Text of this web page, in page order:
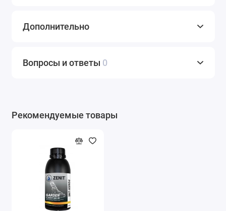
Вопросы и ответы 0
Дополнительно
Рекомендуемые товары